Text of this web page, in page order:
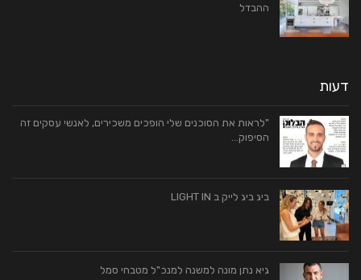
ההבדל
דעות
"לראות את הסוכנים שלי הופכים משכירים, לאנשי עסקים זה
הסיפוק…
ביג ביג לייק ב LIGHT IN
גיא נתן מונה למשנה למנכ"ל מטבחי סמל